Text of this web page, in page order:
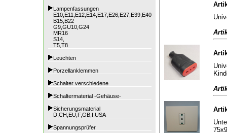
Lampenfassungen
E10,E11,E12,E14,E17,E26,E27,E39,E40
B15,B22
G9,GU10,G24
MR16
S14,
T5,T8
Leuchten
Porzellanklemmen
Schalter verschiedene
Schaltermaterial -Gehäuse-
Sicherungsmaterial
D,CH,EU,F,GB,I,USA
Spannungsprüfer